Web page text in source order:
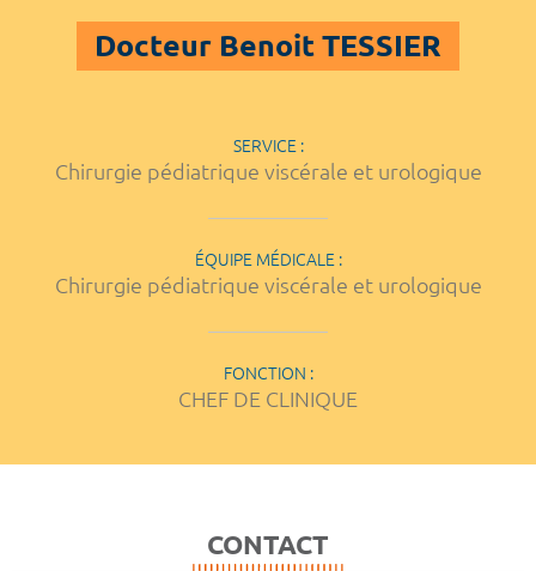
Docteur Benoit TESSIER
SERVICE :
Chirurgie pédiatrique viscérale et urologique
ÉQUIPE MÉDICALE :
Chirurgie pédiatrique viscérale et urologique
FONCTION :
CHEF DE CLINIQUE
CONTACT